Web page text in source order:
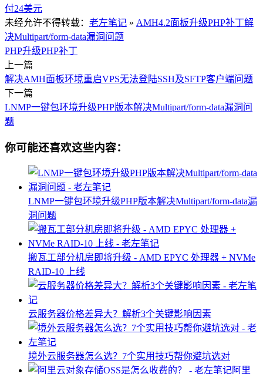
付24美元
未经允许不得转载： 老左笔记 » AMH4.2面板升级PHP补丁解
决Multipart/form-data漏洞问题
PHP升级PHP补丁
上一篇
解决AMH面板环境重启VPS无法登陆SSH及SFTP客户端问题
下一篇
LNMP一键包环境升级PHP版本解决Multipart/form-data漏洞问
题
你可能还喜欢这些内容：
LNMP一键包环境升级PHP版本解决Multipart/form-data漏
洞问题
搬瓦工部分机房即将升级 - AMD EPYC 处理器 + NVMe
RAID-10 上线
云服务器价格差异大？解析3个关键影响因素
境外云服务器怎么选？7个实用技巧帮你避坑选对
阿里